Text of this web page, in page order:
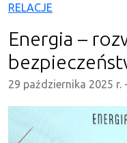
RELACJE
Energia –
29 października 2025 r. -